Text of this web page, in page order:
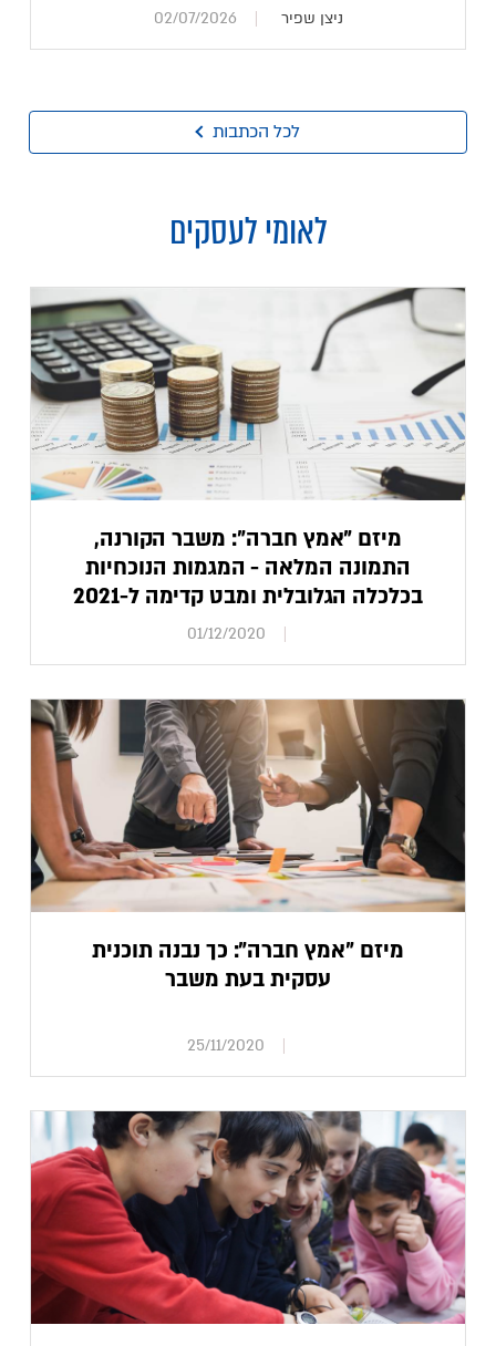
ניצן שפיר 02/07/2026
לכל הכתבות
לאומי לעסקים
מיזם "אמץ חברה": משבר הקורנה,
התמונה המלאה - המגמות הנוכחיות
בכלכלה הגלובלית ומבט קדימה ל-2021
01/12/2020
מיזם "אמץ חברה": כך נבנה תוכנית
עסקית בעת משבר
25/11/2020